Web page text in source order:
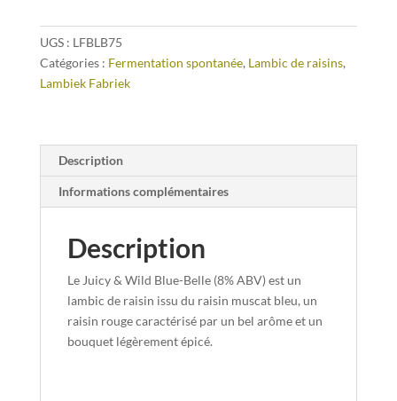
Belle
75cl
UGS : LFBLB75
Catégories : Fermentation spontanée, Lambic de raisins,
Lambiek Fabriek
Description
Informations complémentaires
Description
Le Juicy & Wild Blue-Belle (8% ABV) est un
lambic de raisin issu du raisin muscat bleu, un
raisin rouge caractérisé par un bel arôme et un
bouquet légèrement épicé.